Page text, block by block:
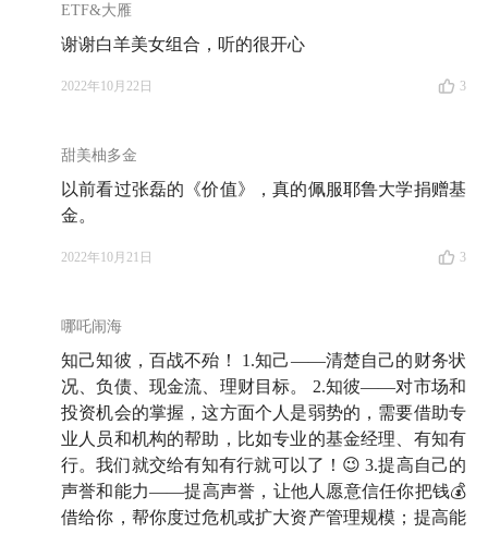
06:37改变「校产基金」游戏规则的人，当初是怎么来
耶鲁大学管钱的？
么保守？
🌳 Part 2 以斯文森之眼，发现校产基金模式之妙
面对完全陌生的领域，斯文森是怎么思考校产基
12:29校产基金最明显的两大优势：期限极长、现金流
极好 👉 能承受更高的风险
14:08 校产基金最独特的优势：刚刚好的规模 👉 大得
足以雇佣专业人才，小得足以事事都自己说了算
ETF&大雁
谢谢白羊美女组合，听的很开心
2022年10月22日 3
甜美柚多金
以前看过张磊的《价值》，真的佩服耶鲁大学捐赠基
金。
2022年10月21日 3
哪吒闹海
知己知彼，百战不殆！ 1.知己——清楚自己的财务状
况、负债、现金流、理财目标。 2.知彼——对市场和
投资机会的掌握，这方面个人是弱势的，需要借助专
业人员和机构的帮助，比如专业的基金经理、有知有
行。我们就交给有知有行就可以了！😉 3.提高自己的
声誉和能力——提高声誉，让他人愿意信任你把钱💰
借给你，帮你度过危机或扩大资产管理规模；提高能